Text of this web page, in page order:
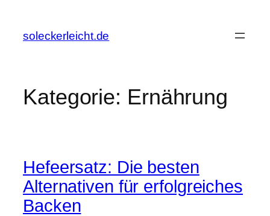
springen
soleckerleicht.de
Kategorie: Ernährung
Hefeersatz: Die besten
Alternativen für erfolgreiches
Backen